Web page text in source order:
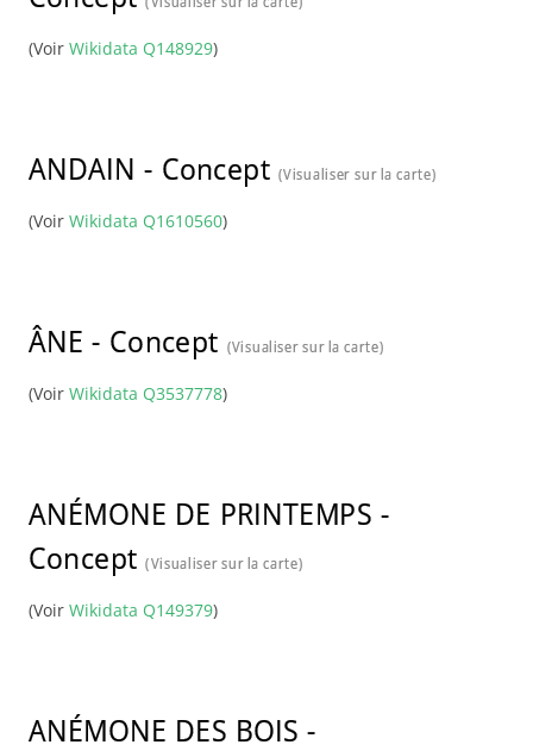
(Voir Wikidata Q148929)
ANDAIN - Concept (Visualiser sur la carte)
(Voir Wikidata Q1610560)
ÂNE - Concept (Visualiser sur la carte)
(Voir Wikidata Q3537778)
ANÉMONE DE PRINTEMPS -
Concept (Visualiser sur la carte)
(Voir Wikidata Q149379)
ANÉMONE DES BOIS -